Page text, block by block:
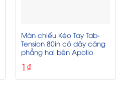
Màn chiếu Kéo Tay Tab-
Tension 80in có dây căng
phẳng hai bên Apollo
1₫